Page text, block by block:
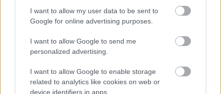
I want to allow my user data to be sent to
Google for online advertising purposes.
I want to allow Google to send me
personalized advertising.
I want to allow Google to enable storage
related to analytics like cookies on web or
device identifiers in apps.
Uniós források: íme a teendők, amelyek a